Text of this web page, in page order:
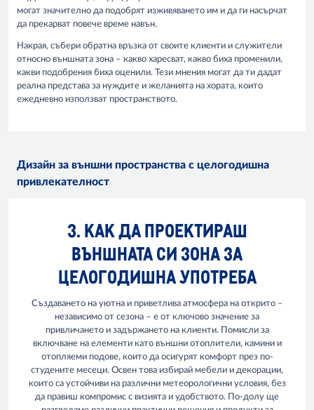
могат значително да подобрят изживяването им и да ги насърчат
да прекарват повече време навън.
Накрая, събери обратна връзка от своите клиенти и служители
относно външната зона – какво харесват, какво биха променили,
какви подобрения биха оценили. Тези мнения могат да ти дадат
реална представа за нуждите и желанията на хората, които
ежедневно използват пространството.
Дизайн за външни пространства с целогодишна
привлекателност
3. КАК ДА ПРОЕКТИРАШ
ВЪНШНАТА СИ ЗОНА ЗА
ЦЕЛОГОДИШНА УПОТРЕБА
Създаването на уютна и приветлива атмосфера на открито –
независимо от сезона – е от ключово значение за
привличането и задържането на клиенти. Помисли за
включване на елементи като външни отоплители, камини и
отопляеми подове, които да осигурят комфорт през по-
студените месеци. Освен това избирай мебели и декорации,
които са устойчиви на различни метеорологични условия, без
да правиш компромис с визията и удобството. По-долу ще